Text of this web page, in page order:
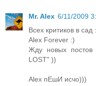
Mr. Alex 6/11/2009
Всех критиков в сад
Alex Forever :)
Жду новых постов
LOST" ))
Alex пЕшИ исчо)))